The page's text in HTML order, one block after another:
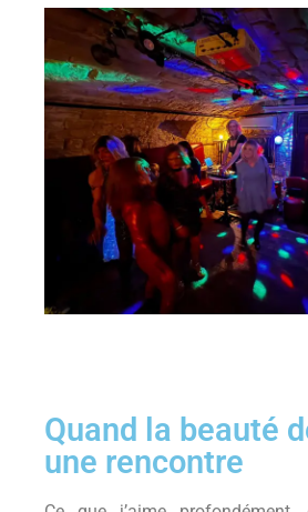
Quand la beauté
une rencontre